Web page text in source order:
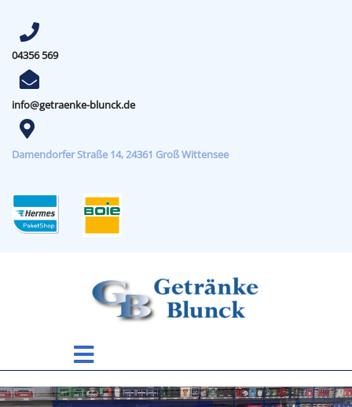
04356 569
info@getraenke-blunck.de
Damendorfer Straße 14, 24361 Groß Wittensee